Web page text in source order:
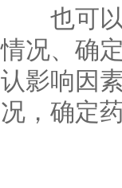
也可以
情况、确
认影响因
况，确定